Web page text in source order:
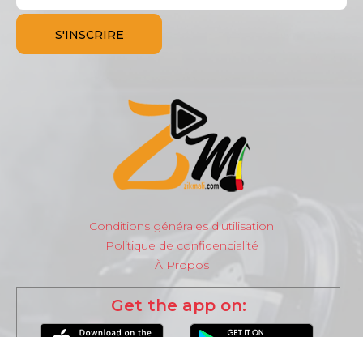
Conditions générales d'utilisation
Politique de confidencialité
À Propos
Get the app on: